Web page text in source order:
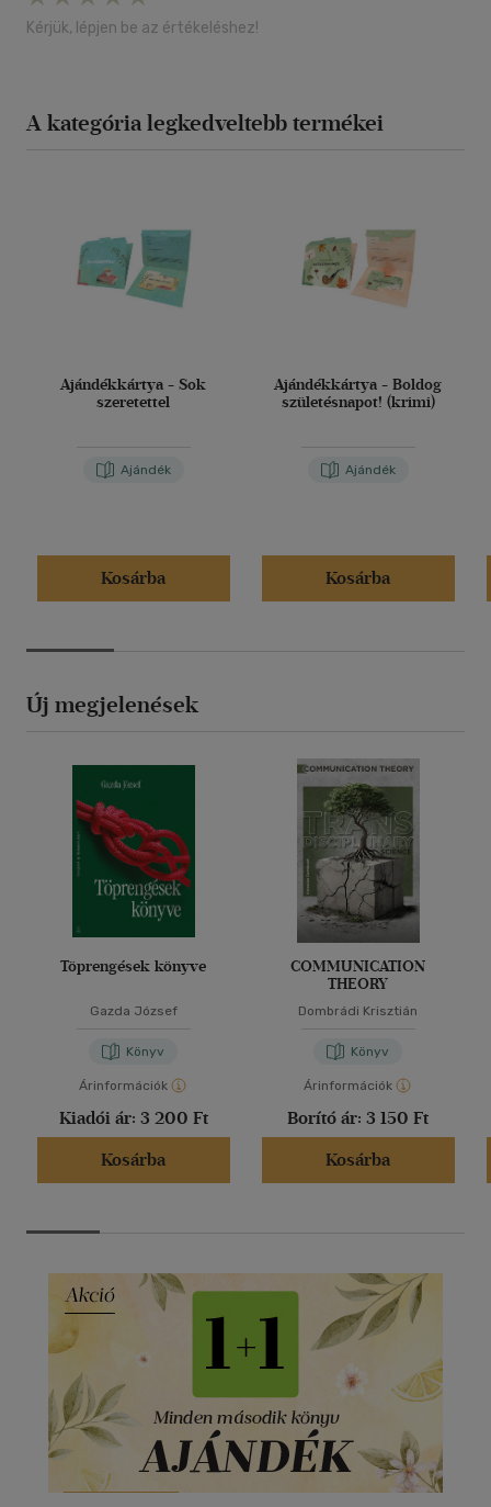
Kérjük, lépjen be az értékeléshez!
A kategória legkedveltebb termékei
Ajándékkártya - Sok
szeretettel
Ajándék
Kosárba
Ajándékkártya - Boldog
születésnapot! (krimi)
Ajándék
Kosárba
Új megjelenések
Töprengések könyve
Gazda József
Könyv
Árinformációk
Kiadói ár: 3 200 Ft
Kosárba
COMMUNICATION
THEORY
Dombrádi Krisztián
Könyv
Árinformációk
Borító ár: 3 150 Ft
Kosárba